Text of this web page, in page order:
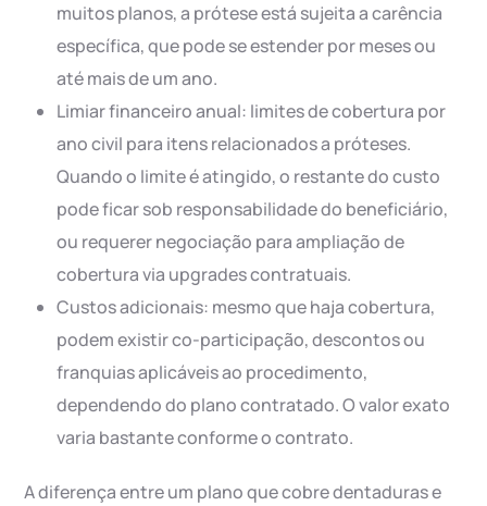
muitos planos, a prótese está sujeita a carência
específica, que pode se estender por meses ou
até mais de um ano.
Limiar financeiro anual: limites de cobertura por
ano civil para itens relacionados a próteses.
Quando o limite é atingido, o restante do custo
pode ficar sob responsabilidade do beneficiário,
ou requerer negociação para ampliação de
cobertura via upgrades contratuais.
Custos adicionais: mesmo que haja cobertura,
podem existir co-participação, descontos ou
franquias aplicáveis ao procedimento,
dependendo do plano contratado. O valor exato
varia bastante conforme o contrato.
A diferença entre um plano que cobre dentaduras e